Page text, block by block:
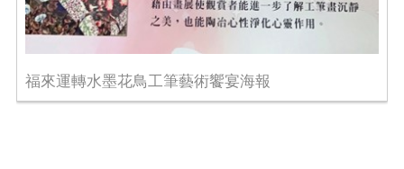
福來運轉水墨花鳥工筆藝術饗宴海報